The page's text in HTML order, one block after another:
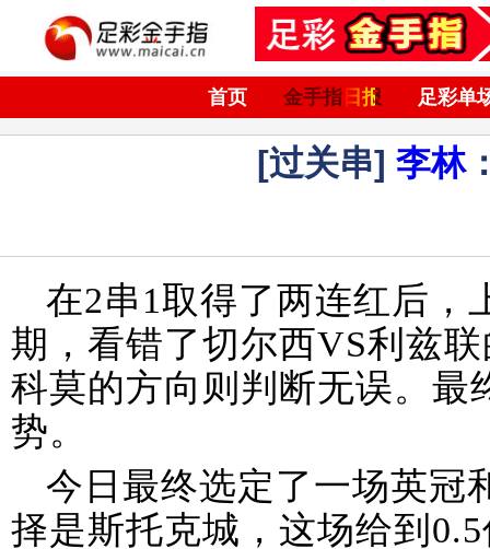
首页 金手指日报 足彩单
[过关串] 李林
在2串1取得了两连红后，
期，看错了切尔西VS利兹
科莫的方向则判断无误。最
势。
今日最终选定了一场英冠
择是斯托克城，这场给到